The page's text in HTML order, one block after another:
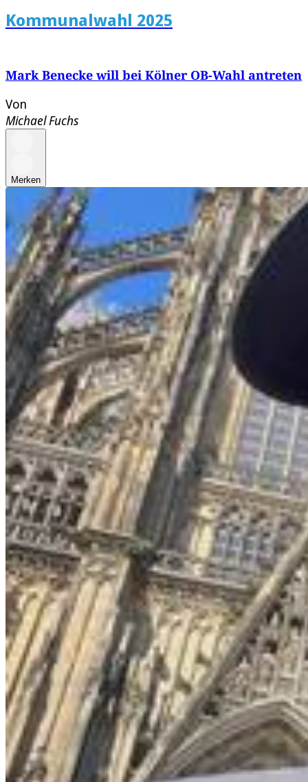
Kommunalwahl 2025
Mark Benecke will bei Kölner OB-Wahl antreten
Von
Michael Fuchs
Merken